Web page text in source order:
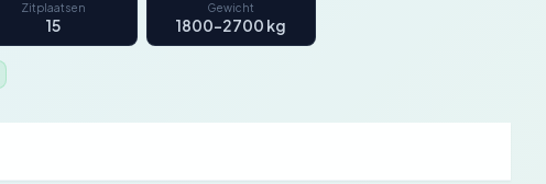
Zitplaatsen
15
Gewicht
1800–2700 kg